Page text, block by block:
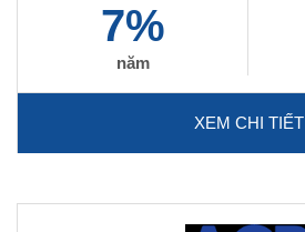
7%
năm
XEM CHI TIẾT